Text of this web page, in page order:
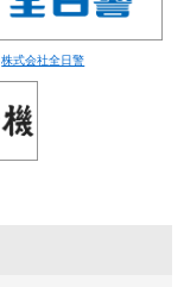
株式会社全日警